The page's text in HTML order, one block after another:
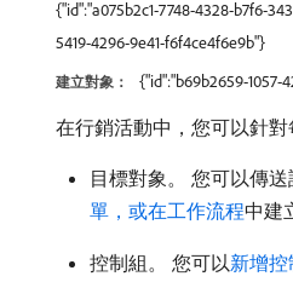
{"id":"a075b2c1-7748-4328-b7f6-
5419-4296-9e41-f6f4ce4f6e9b"}
建立對象： {"id":"b69b2659-1057-
在行銷活動中，您可以針對
目標對象。 您可以傳
單，或在工作流程中建
控制組。 您可以新增控